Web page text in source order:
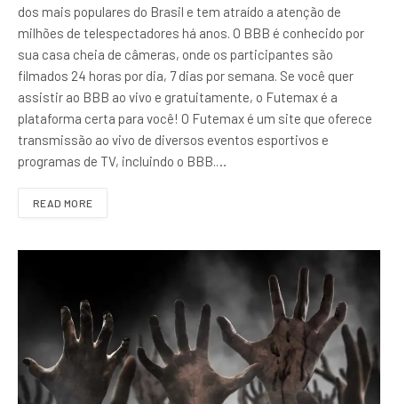
dos mais populares do Brasil e tem atraído a atenção de
milhões de telespectadores há anos. O BBB é conhecido por
sua casa cheia de câmeras, onde os participantes são
filmados 24 horas por dia, 7 dias por semana. Se você quer
assistir ao BBB ao vivo e gratuitamente, o Futemax é a
plataforma certa para você! O Futemax é um site que oferece
transmissão ao vivo de diversos eventos esportivos e
programas de TV, incluindo o BBB.…
READ MORE